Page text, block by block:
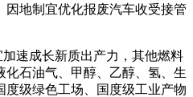
地制宜优化报废汽车收受接管
速成长新质出产力，其他燃料
石油气、甲醇、乙醇、氢、生
级绿色工场、国度级工业产物